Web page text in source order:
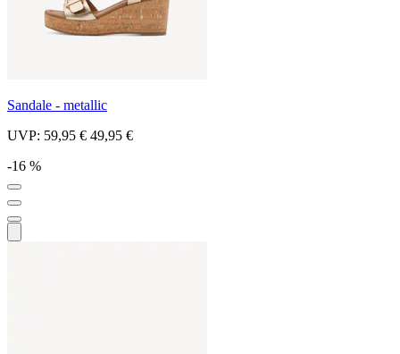
Sandale - metallic
UVP: 59,95 € 49,95 €
-16 %